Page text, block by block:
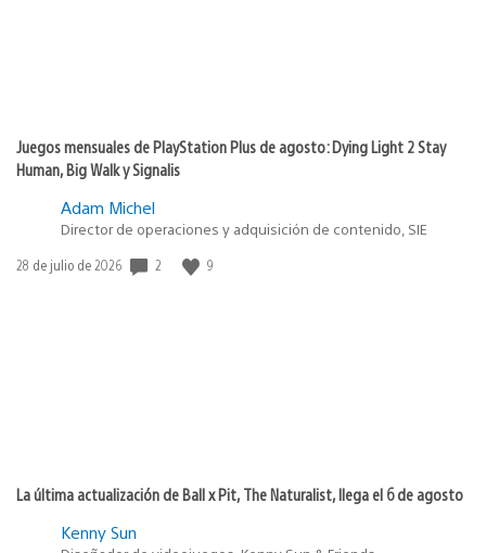
Juegos mensuales de PlayStation Plus de agosto: Dying Light 2 Stay
Human, Big Walk y Signalis
Adam Michel
Director de operaciones y adquisición de contenido, SIE
Fecha
28 de julio de 2026 2 9
La última actualización de Ball x Pit, The Naturalist, llega el 6 de agosto
Kenny Sun